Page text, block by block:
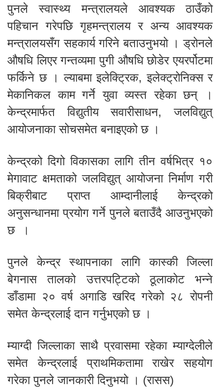
पुनले स्वास्थ्य मन्त्रालयले आवश्यक ठाउँको
पहिचान गरेपछि गृहमन्त्रालय र अन्य आवश्यक
मन्त्रालयसँग सहकार्य गरिने बताउनुभयो । ड्रोनले
औषधि लिएर गन्तव्यमा पुगी औषधि छोडेर एयरर्पोटमा
फर्किने छ । ल्याबमा इलेक्ट्रिक, इलेक्ट्रोनिक्स र
मेकानिकल काम गर्ने युवा व्यस्त रहेका छन् ।
केन्द्रमार्फत विद्युतीय सवारीसाधन, जलविद्युत्
आयोजनाका सोचसमेत बनाइएको छ ।
केन्द्रको दिगो विकासका लागि तीन वर्षभित्र १०
मेगावाट क्षमताको जलविद्युत् आयोजना निर्माण गरी
बिक्रीबाट प्राप्त आम्दानीलाई केन्द्रको
अनुसन्धानमा प्रयोग गर्ने पुनले बताउँदै आउनुभएको
छ ।
पुनले केन्द्र स्थापनाका लागि कास्की जिल्ला
बेगनास तालको उत्तरपट्टिको ठूलाकोट भन्ने
डाँडामा २० वर्ष अगाडि खरिद गरेको २८ रोपनी
समेत केन्द्रलाई दान गर्नुभएको छ ।
म्याग्दी जिल्लाका साथै प्रवासमा रहेका म्याग्देलीले
समेत केन्द्रलाई प्राथमिकतामा राखेर सहयोग
गरेका पुनले जानकारी दिनुभयो । (रासस)